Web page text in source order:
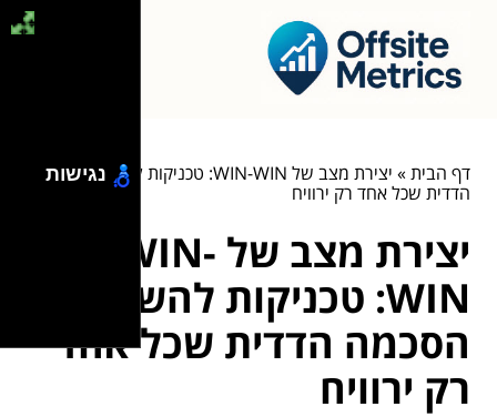
דף הבית»
יצירת מצב של WIN-WIN: טכניקות להשגת הסכמה
הדדית שכל אחד רק ירוויח
יצירת מצב של WIN-
WIN: טכניקות להשגת
הסכמה הדדית שכל אחד
רק ירוויח
נגישות